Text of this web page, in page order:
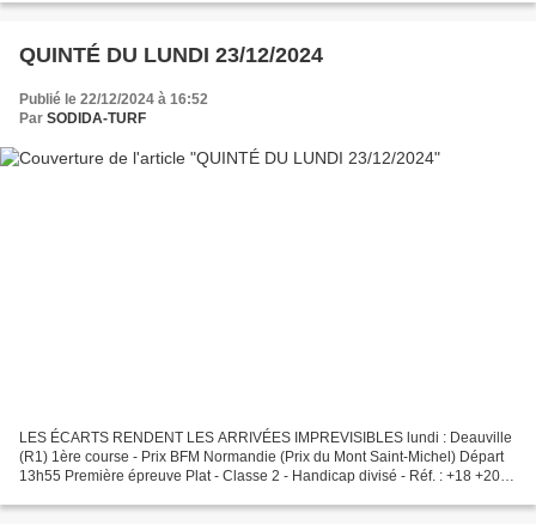
QUINTÉ DU LUNDI 23/12/2024
Publié le 22/12/2024 à 16:52
Par SODIDA-TURF
LES ÉCARTS RENDENT LES ARRIVÉES IMPREVISIBLES lundi : Deauville
(R1) 1ère course - Prix BFM Normandie (Prix du Mont Saint-Michel) Départ
13h55 Première épreuve Plat - Classe 2 - Handicap divisé - Réf. : +18 +20 -